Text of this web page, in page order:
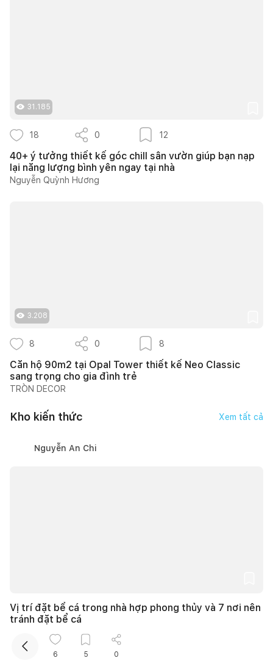
31.185
18 0 12
40+ ý tưởng thiết kế góc chill sân vườn giúp bạn nạp
lại năng lượng bình yên ngay tại nhà
Nguyễn Quỳnh Hương
3.208
8 0 8
Căn hộ 90m2 tại Opal Tower thiết kế Neo Classic
sang trọng cho gia đình trẻ
TRÒN DECOR
Kho kiến thức Xem tất cả
Nguyễn An Chi
Vị trí đặt bể cá trong nhà hợp phong thủy và 7 nơi nên
tránh đặt bể cá
27/06/2026, lúc 20:07
6 5 0